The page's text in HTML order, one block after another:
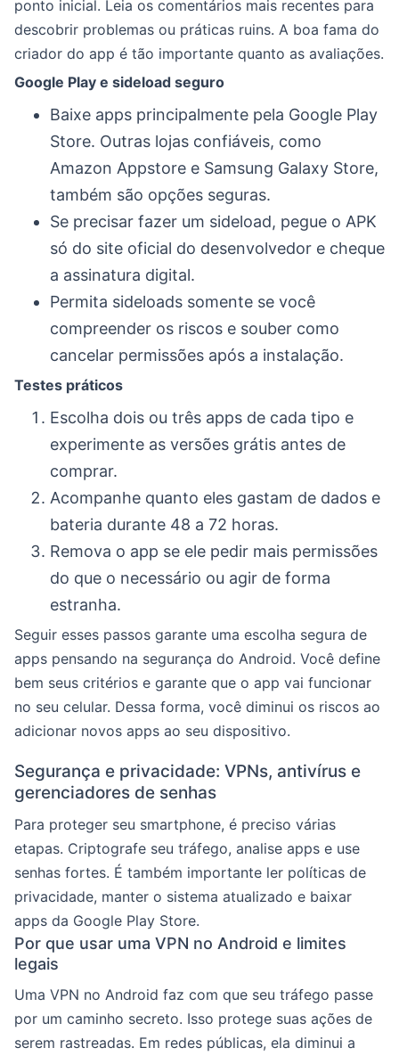
ponto inicial. Leia os comentários mais recentes para
descobrir problemas ou práticas ruins. A boa fama do
criador do app é tão importante quanto as avaliações.
Google Play e sideload seguro
Baixe apps principalmente pela Google Play
Store. Outras lojas confiáveis, como
Amazon Appstore e Samsung Galaxy Store,
também são opções seguras.
Se precisar fazer um sideload, pegue o APK
só do site oficial do desenvolvedor e cheque
a assinatura digital.
Permita sideloads somente se você
compreender os riscos e souber como
cancelar permissões após a instalação.
Testes práticos
Escolha dois ou três apps de cada tipo e
experimente as versões grátis antes de
comprar.
Acompanhe quanto eles gastam de dados e
bateria durante 48 a 72 horas.
Remova o app se ele pedir mais permissões
do que o necessário ou agir de forma
estranha.
Seguir esses passos garante uma escolha segura de
apps pensando na segurança do Android. Você define
bem seus critérios e garante que o app vai funcionar
no seu celular. Dessa forma, você diminui os riscos ao
adicionar novos apps ao seu dispositivo.
Segurança e privacidade: VPNs, antivírus e
gerenciadores de senhas
Para proteger seu smartphone, é preciso várias
etapas. Criptografe seu tráfego, analise apps e use
senhas fortes. É também importante ler políticas de
privacidade, manter o sistema atualizado e baixar
apps da Google Play Store.
Por que usar uma VPN no Android e limites
legais
Uma VPN no Android faz com que seu tráfego passe
por um caminho secreto. Isso protege suas ações de
serem rastreadas. Em redes públicas, ela diminui a